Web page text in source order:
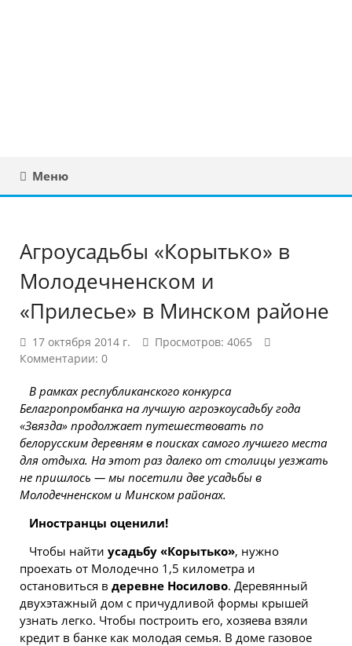
Меню
Агроусадьбы «Корытько» в
Молодечненском и
«Прилесье» в Минском районе
17 октября 2014 г.
Просмотров: 4065
Комментарии: 0
В рамках республиканского конкурса
Белагропромбанка на лучшую агроэкоусадьбу года
«Звязда» продолжает путешествовать по
белорусским деревням в поисках самого лучшего места
для отдыха. На этот раз далеко от столицы уезжать
не пришлось — мы посетили две усадьбы в
Молодечненском и Минском районах.
Иностранцы оценили!
Чтобы найти усадьбу «Корытько», нужно
проехать от Молодечно 1,5 километра и
остановиться в деревне Носилово. Деревянный
двухэтажный дом с причудливой формы крышей
узнать легко. Чтобы построить его, хозяева взяли
кредит в банке как молодая семья. В доме газовое